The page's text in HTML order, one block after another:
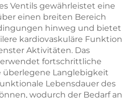
Ventils gewährleistet eine
einen breiten Bereich
hinweg und bietet
kardiovaskuläre Funktion
Aktivitäten. Das
fortschrittliche
überlegene Langlebigkeit
Lebensdauer des
wodurch der Bedarf an